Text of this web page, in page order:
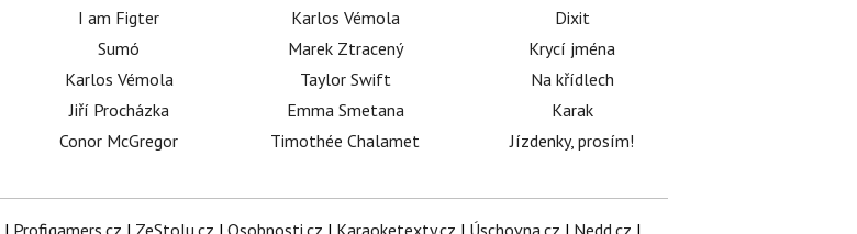
I am Figter
Sumó
Karlos Vémola
Jiří Procházka
Conor McGregor
Karlos Vémola
Marek Ztracený
Taylor Swift
Emma Smetana
Timothée Chalamet
Dixit
Krycí jména
Na křídlech
Karak
Jízdenky, prosím!